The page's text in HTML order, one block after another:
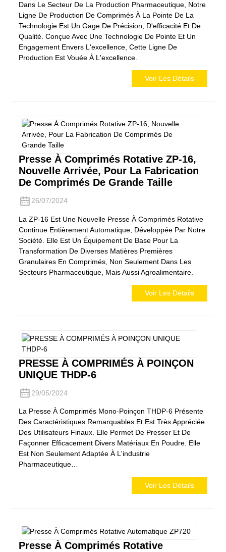
Dans Le Secteur De La Production Pharmaceutique, Notre
Ligne De Production De Comprimés À La Pointe De La
Technologie Est Un Gage De Précision, D'efficacité Et De
Qualité. Conçue Avec Une Technologie De Pointe Et Un
Engagement Envers L'excellence, Cette Ligne De
Production Est Vouée À L'excellence.
Voir Les Détails
Presse À Comprimés Rotative ZP-16,
Nouvelle Arrivée, Pour La Fabrication
De Comprimés De Grande Taille
26/07/2024
La ZP-16 Est Une Nouvelle Presse À Comprimés Rotative
Continue Entièrement Automatique, Développée Par Notre
Société. Elle Est Un Équipement De Base Pour La
Transformation De Diverses Matières Premières
Granulaires En Comprimés, Non Seulement Dans Les
Secteurs Pharmaceutique, Mais Aussi Agroalimentaire.
Voir Les Détails
PRESSE À COMPRIMÉS À POINÇON
UNIQUE THDP-6
29/05/2024
La Presse À Comprimés Mono-Poinçon THDP-6 Présente
Des Caractéristiques Remarquables Et Est Très Appréciée
Des Utilisateurs Finaux. Elle Permet De Presser Et De
Façonner Efficacement Divers Matériaux En Poudre. Elle
Est Non Seulement Adaptée À L'industrie
Pharmaceutique…
Voir Les Détails
Presse À Comprimés Rotative